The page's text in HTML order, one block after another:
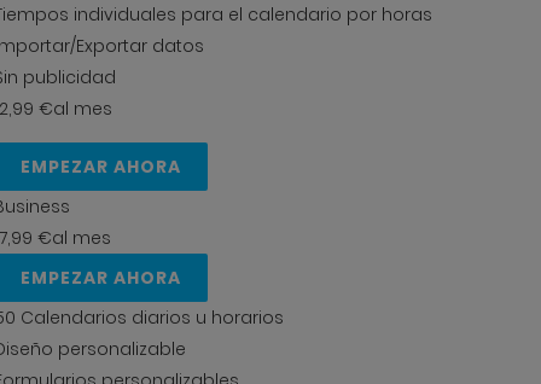
individuales para el calendario por horas
Exportar datos
publicidad
€al mes
EMPEZAR AHORA
€al mes
EMPEZAR AHORA
Calendarios diarios u horarios
personalizable